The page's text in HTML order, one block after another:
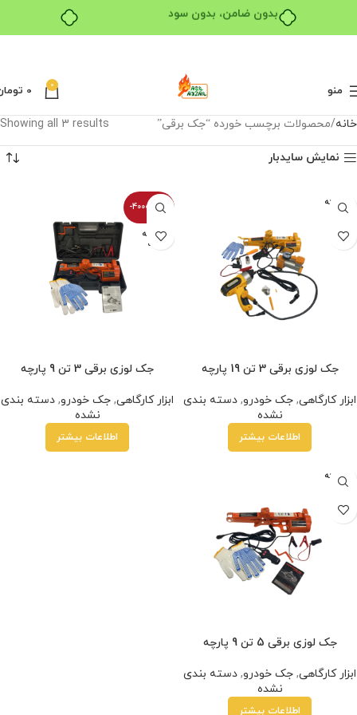
بدون ضامن، بدون سود
منو 0
0
خانه محصولات برچسب خورده “جک برقی” Showing all 3 results
نمایش سایدبار
فروخته
شده
جک لوزی برقی 3 تن 19 پارچه
ابزار کارگاهی, جک خودرو, دسته بندی
نشده
اطلاعات بیشتر
-40000100%
فروخته
شده
جک لوزی برقی 3 تن 9 پارچه
ابزار کارگاهی, جک خودرو, دسته بندی
نشده
اطلاعات بیشتر
فروخته
شده
جک لوزی برقی 5 تن 9 پارچه
ابزار کارگاهی, جک خودرو, دسته بندی
نشده
اطلاعات بیشتر